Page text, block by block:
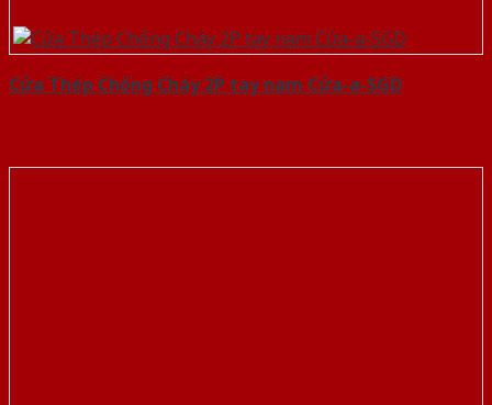
Cửa Thép Chống Cháy 2P tay nam Cửa-a-SGD